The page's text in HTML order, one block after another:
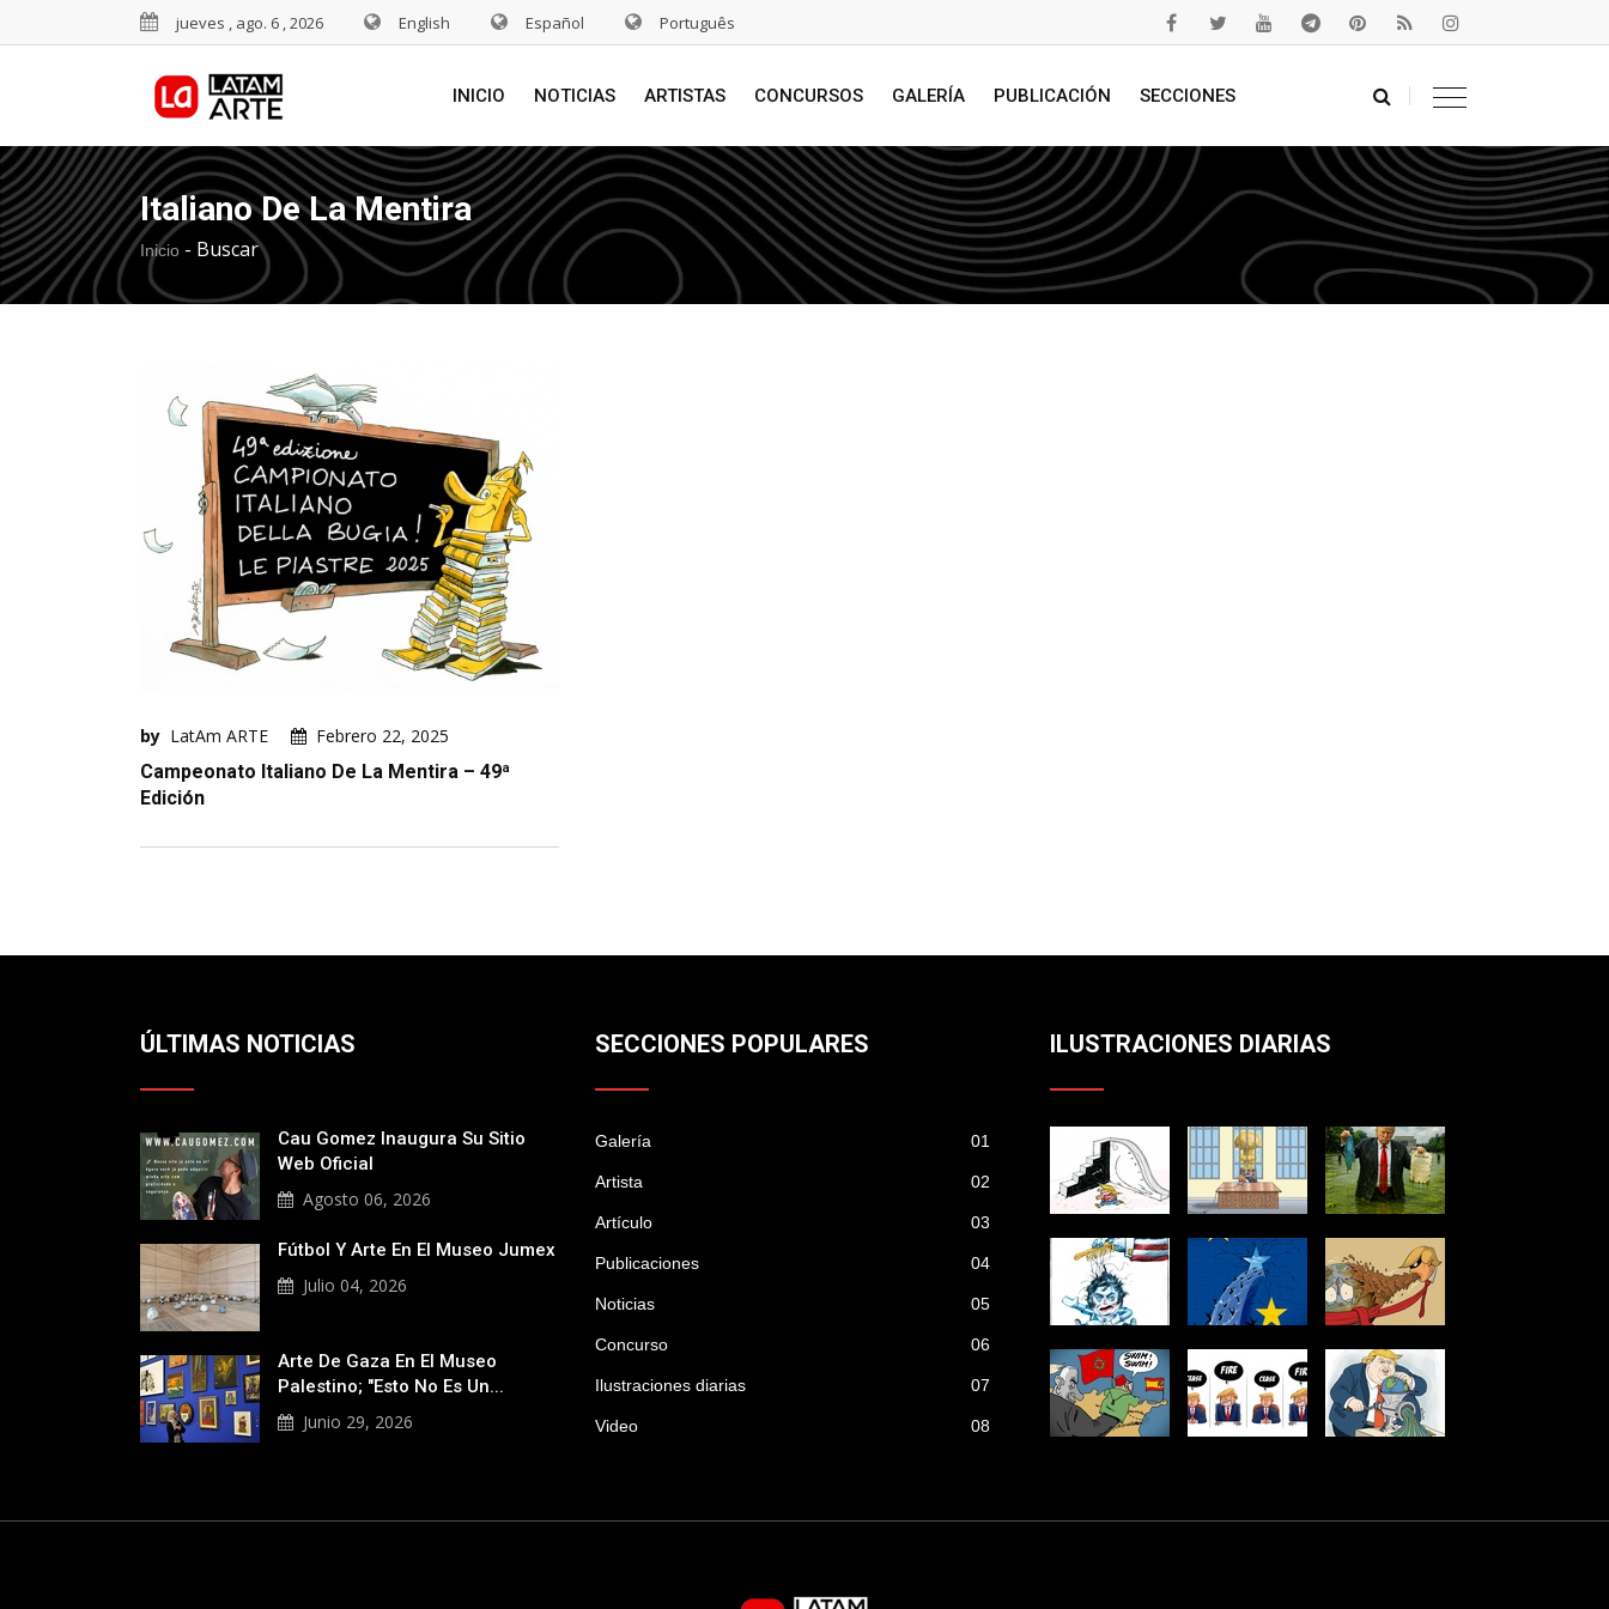
jueves , ago. 6 , 2026 English Español Português
INICIO NOTICIAS ARTISTAS CONCURSOS GALERÍA PUBLICACIÓN SECCIONES
Italiano De La Mentira
Inicio - Buscar
by LatAm ARTE
Febrero 22, 2025
Campeonato Italiano De La Mentira – 49ª
Edición
ÚLTIMAS NOTICIAS
Cau Gomez Inaugura Su Sitio
Web Oficial
Agosto 06, 2026
Fútbol Y Arte En El Museo Jumex
Julio 04, 2026
Arte De Gaza En El Museo
Palestino; "Esto No Es Un...
Junio 29, 2026
SECCIONES POPULARES
Galería 01
Artista 02
Artículo 03
Publicaciones 04
Noticias 05
Concurso 06
Ilustraciones diarias 07
Video 08
ILUSTRACIONES DIARIAS